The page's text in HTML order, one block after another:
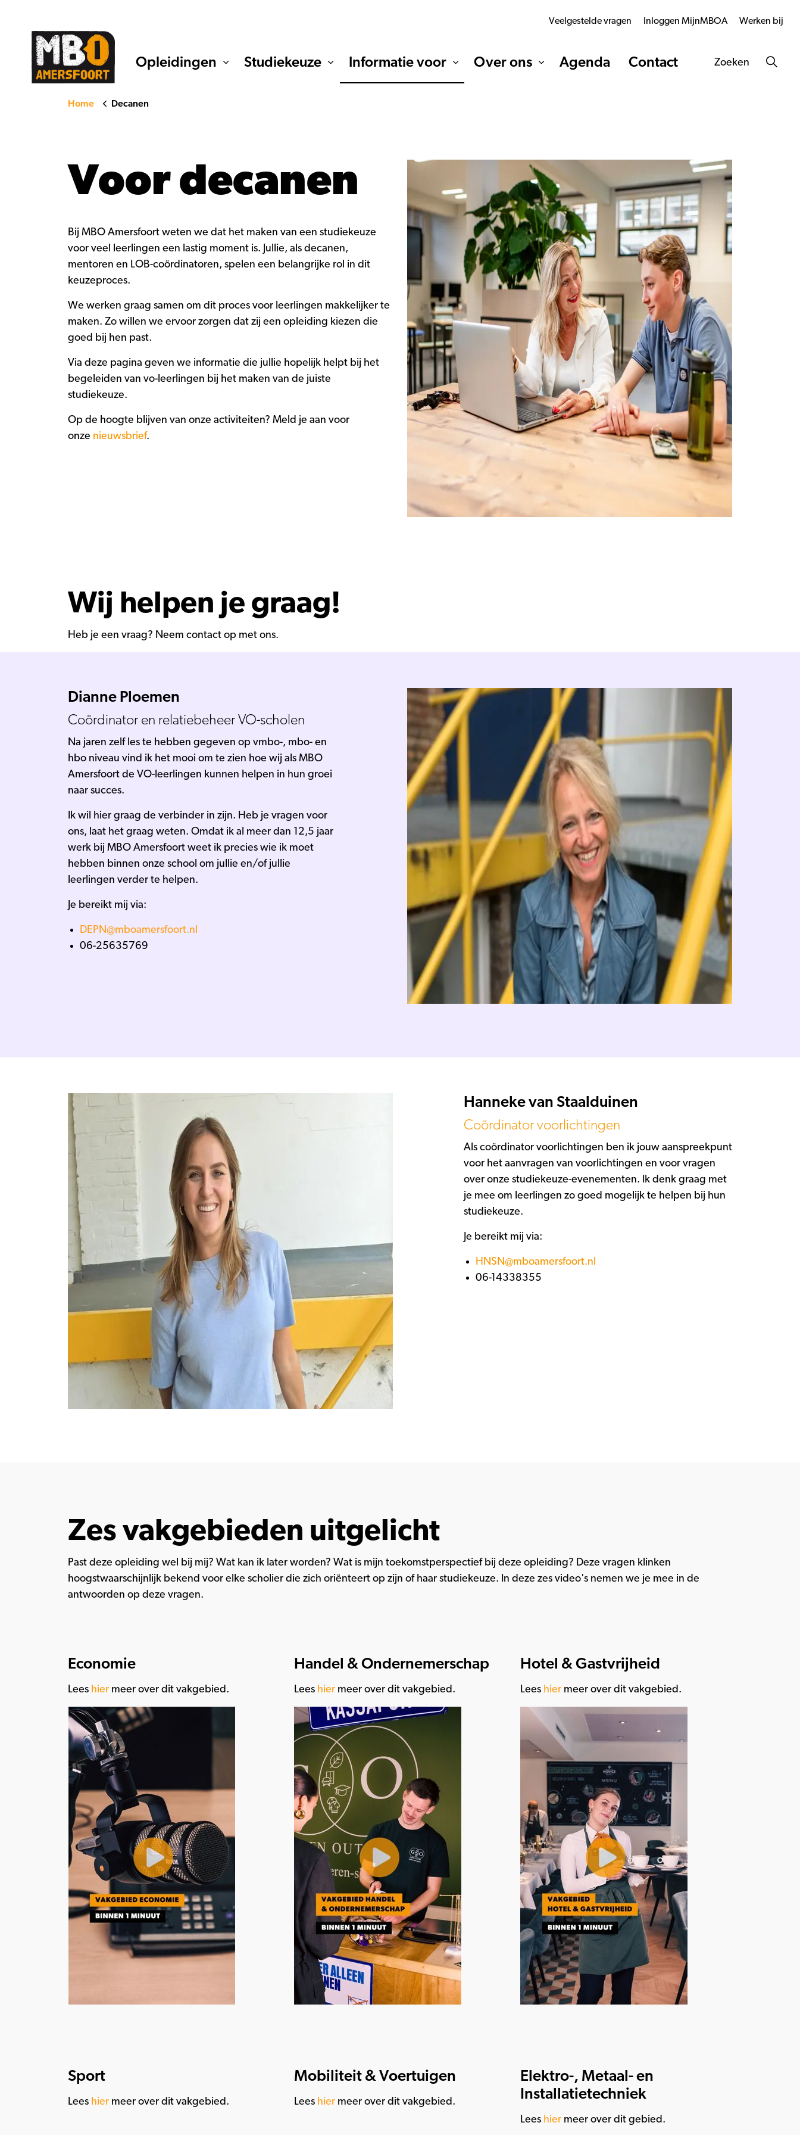
Opleidingen Studiekeuze Informatie voor Over ons Agenda Contact
Veelgestelde vragen Inloggen MijnMBOA Werken bij
Zoeken
Home Decanen
Voor decanen
Bij MBO Amersfoort weten we dat het maken van een studiekeuze
voor veel leerlingen een lastig moment is. Jullie, als decanen,
mentoren en LOB-coördinatoren, spelen een belangrijke rol in dit
keuzeproces.
We werken graag samen om dit proces voor leerlingen makkelijker te
maken. Zo willen we ervoor zorgen dat zij een opleiding kiezen die
goed bij hen past.
Via deze pagina geven we informatie die jullie hopelijk helpt bij het
begeleiden van vo-leerlingen bij het maken van de juiste
studiekeuze.
Op de hoogte blijven van onze activiteiten? Meld je aan voor
onze nieuwsbrief.
Wij helpen je graag!
Heb je een vraag? Neem contact op met ons.
Dianne Ploemen
Coördinator en relatiebeheer VO-scholen
Na jaren zelf les te hebben gegeven op vmbo-, mbo- en
hbo niveau vind ik het mooi om te zien hoe wij als MBO
Amersfoort de VO-leerlingen kunnen helpen in hun groei
naar succes.
Ik wil hier graag de verbinder in zijn. Heb je vragen voor
ons, laat het graag weten. Omdat ik al meer dan 12,5 jaar
werk bij MBO Amersfoort weet ik precies wie ik moet
hebben binnen onze school om jullie en/of jullie
leerlingen verder te helpen.
Je bereikt mij via:
DEPN@mboamersfoort.nl
06-25635769
Hanneke van Staalduinen
Coördinator voorlichtingen
Als coördinator voorlichtingen ben ik jouw aanspreekpunt
voor het aanvragen van voorlichtingen en voor vragen
over onze studiekeuze-evenementen. Ik denk graag met
je mee om leerlingen zo goed mogelijk te helpen bij hun
studiekeuze.
Je bereikt mij via:
HNSN@mboamersfoort.nl
06-14338355
Zes vakgebieden uitgelicht
Past deze opleiding wel bij mij? Wat kan ik later worden? Wat is mijn toekomstperspectief bij deze opleiding? Deze vragen klinken
hoogstwaarschijnlijk bekend voor elke scholier die zich oriënteert op zijn of haar studiekeuze. In deze zes video's nemen we je mee in de
antwoorden op deze vragen.
Economie
Lees hier meer over dit vakgebied.
Handel & Ondernemerschap
Lees hier meer over dit vakgebied.
Hotel & Gastvrijheid
Lees hier meer over dit vakgebied.
Sport
Lees hier meer over dit vakgebied.
Mobiliteit & Voertuigen
Lees hier meer over dit vakgebied.
Elektro-, Metaal- en
Installatietechniek
Lees hier meer over dit gebied.